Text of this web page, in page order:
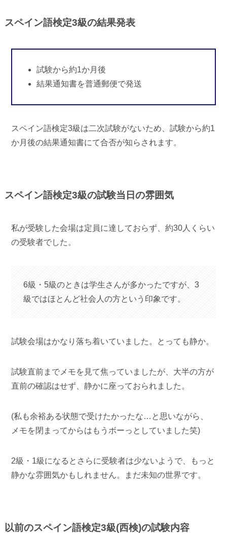
スペイン語検定3級の結果発表
試験から約1か月後
結果通知書を普通郵便で発送
スペイン語検定3級は二次試験がないため、試験から約1
か月後の結果通知書にて合否が知らされます。
スペイン語検定3級の試験当日の雰囲気
私が受験した会場は定員に達しておらず、約30人くらい
の受験者でした。
6級・5級のときは学生さんが多かったですが、3
級ではほとんど社会人の方という印象です。
試験会場はかなり落ち着いていました。とっても静か。
試験直前までメモを見て焦っていましたが、大半の方が
直前の確認はせず、静かに座っておられました。
(私も余裕ある状態で受けたかったな…と思いながら、
メモを閉まってからはもうボーっとしていました笑)
2級・1級になるとさらに受験者は少ないようで、もっと
静かな雰囲気かもしれません。まだ未知の世界です。
以前のスペイン語検定3級(西検)の試験内容